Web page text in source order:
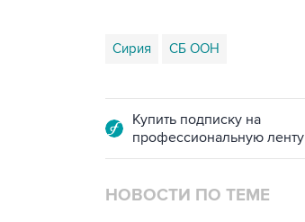
Сирия СБ ООН
Купить подписку на
профессиональную ленту
НОВОСТИ ПО ТЕМЕ